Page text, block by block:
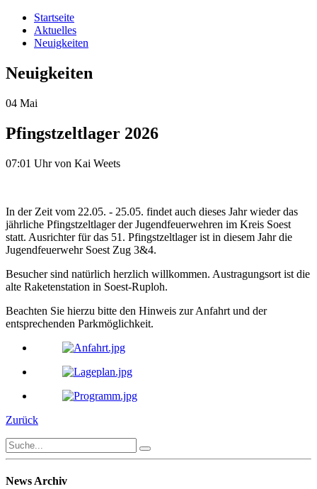
Startseite
Aktuelles
Neuigkeiten
Neuigkeiten
04 Mai
Pfingstzeltlager 2026
07:01 Uhrvon Kai Weets
In der Zeit vom 22.05. - 25.05. findet auch dieses Jahr wieder das
jährliche Pfingstzeltlager der Jugendfeuerwehren im Kreis Soest
statt. Ausrichter für das 51. Pfingstzeltlager ist in diesem Jahr die
Jugendfeuerwehr Soest Zug 3&4.
Besucher sind natürlich herzlich willkommen. Austragungsort ist die
alte Raketenstation in Soest-Ruploh.
Beachten Sie hierzu bitte den Hinweis zur Anfahrt und der
entsprechenden Parkmöglichkeit.
Zurück
News Archiv